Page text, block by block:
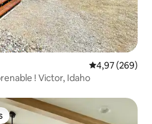
Évaluation
4,97 (269)
! Victor, Idaho